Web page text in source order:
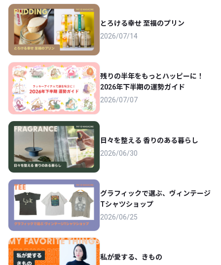
とろける幸せ 至福のプリン
2026/07/14
残りの半年をもっとハッピーに！
2026年下半期の運勢ガイド
2026/07/07
日々を整える 香りのある暮らし
2026/06/30
グラフィックで選ぶ、ヴィンテージ
Tシャツショップ
2026/06/25
私が愛する、きもの